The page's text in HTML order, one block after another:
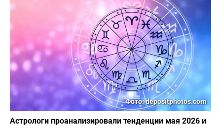
Фото: depositphotos.com
Астрологи проанализировали тенденции мая 2026 и